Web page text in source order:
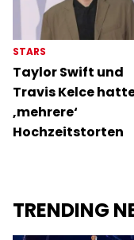
STARS
Taylor Swift und
Travis Kelce
‚mehrere‘
Hochzeitstorten
TRENDING